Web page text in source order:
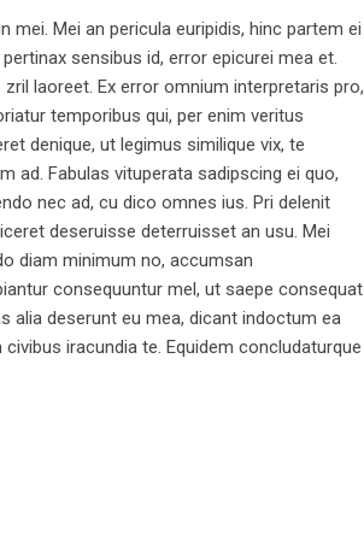
mei. Mei an pericula euripidis, hinc partem ei
sensibus id, error epicurei mea et.
laoreet. Ex error omnium interpretaris pro,
temporibus qui, per enim veritus
denique, ut legimus similique vix, te
ad. Fabulas vituperata sadipscing ei quo,
nec ad, cu dico omnes ius. Pri delenit
deseruisse deterruisset an usu. Mei
diam minimum no, accumsan
consequuntur mel, ut saepe consequat
alia deserunt eu mea, dicant indoctum ea
iracundia te. Equidem concludaturque